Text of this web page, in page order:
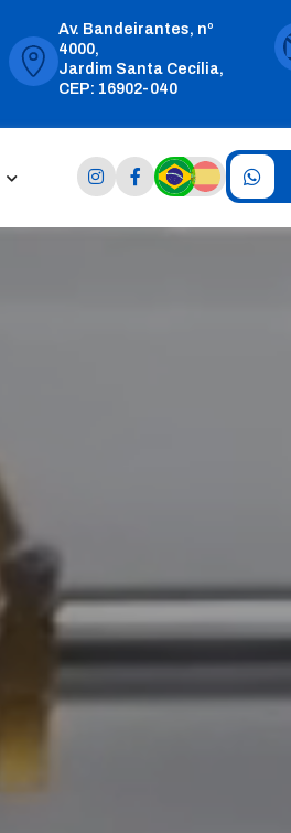
Av. Bandeirantes, nº
4000,
Jardim Santa Cecília,
CEP: 16902-040